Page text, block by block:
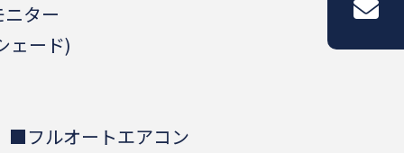
ター
ェード)
フルオートエアコン